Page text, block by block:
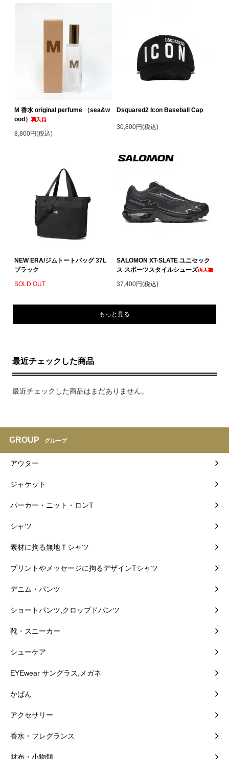
M 香水 original perfume （sea&w
ood）
8,800円(税込)
Dsquared2 Icon Baseball Cap
30,800円(税込)
NEW ERA/ジムトートバッグ 37L
ブラック
SOLD OUT
SALOMON XT-SLATE ユニセック
ス スポーツスタイルシューズ
37,400円(税込)
もっと見る
最近チェックした商品
最近チェックした商品はまだありません。
GROUP グループ
アウター
ジャケット
パーカー・ニット・ロンT
シャツ
素材に拘る無地Ｔシャツ
プリントやメッセージに拘るデザインTシャツ
デニム・パンツ
ショートパンツ,クロップドパンツ
靴・スニーカー
シューケア
EYEwear サングラス,メガネ
かばん
アクセサリー
香水・フレグランス
財布・小物類